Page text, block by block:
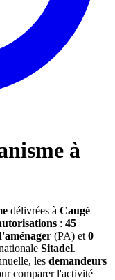
à
délivrées à Caugé
: 45
(PA) et 0
Sitadel.
les demandeurs
comparer l'activité